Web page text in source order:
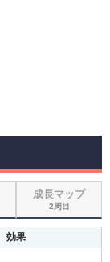
成長マップ
2周目
効果